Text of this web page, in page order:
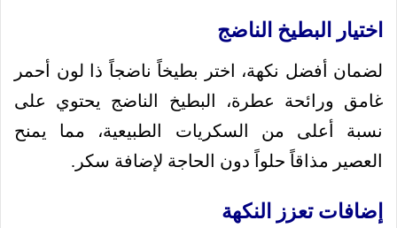
اختيار البطيخ الناضج
لضمان أفضل نكهة، اختر بطيخاً ناضجاً ذا لون أحمر
غامق ورائحة عطرة، البطيخ الناضج يحتوي على
نسبة أعلى من السكريات الطبيعية، مما يمنح
العصير مذاقاً حلواً دون الحاجة لإضافة سكر.
إضافات تعزز النكهة